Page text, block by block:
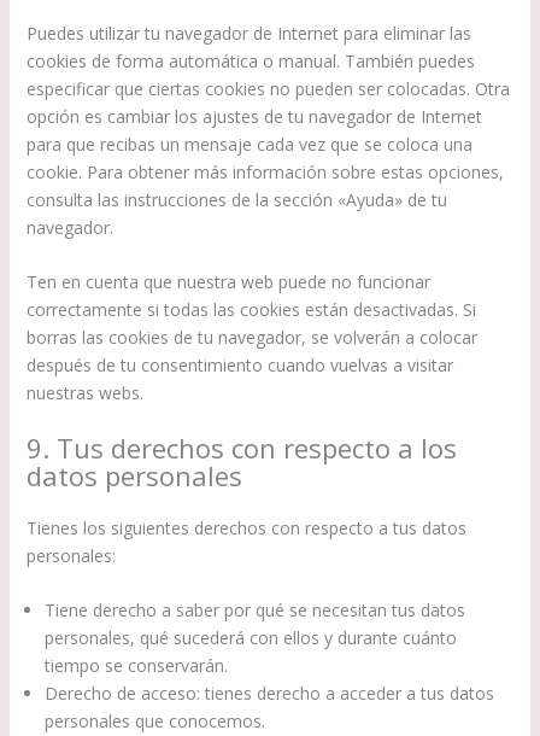
Puedes utilizar tu navegador de Internet para eliminar las
cookies de forma automática o manual. También puedes
especificar que ciertas cookies no pueden ser colocadas. Otra
opción es cambiar los ajustes de tu navegador de Internet
para que recibas un mensaje cada vez que se coloca una
cookie. Para obtener más información sobre estas opciones,
consulta las instrucciones de la sección «Ayuda» de tu
navegador.
Ten en cuenta que nuestra web puede no funcionar
correctamente si todas las cookies están desactivadas. Si
borras las cookies de tu navegador, se volverán a colocar
después de tu consentimiento cuando vuelvas a visitar
nuestras webs.
9. Tus derechos con respecto a los
datos personales
Tienes los siguientes derechos con respecto a tus datos
personales:
Tiene derecho a saber por qué se necesitan tus datos
personales, qué sucederá con ellos y durante cuánto
tiempo se conservarán.
Derecho de acceso: tienes derecho a acceder a tus datos
personales que conocemos.